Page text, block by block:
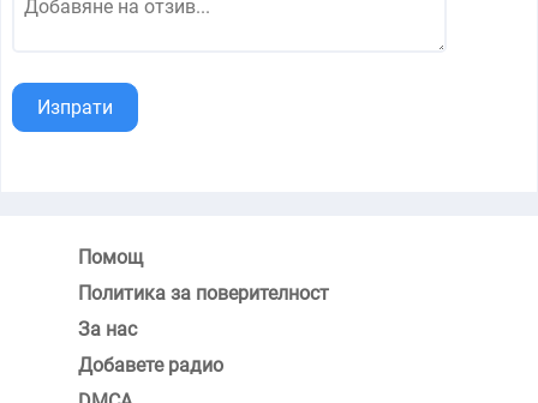
Изпрати
Помощ
Политика за поверителност
За нас
Добавете радио